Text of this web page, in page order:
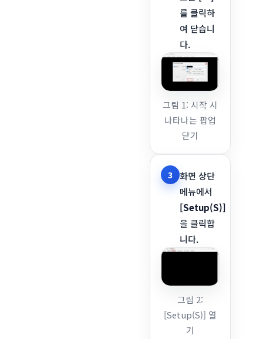
를 클릭하
여 닫습니
다.
그림 1: 시작 시
나타나는 팝업
닫기
3 화면 상단
메뉴에서
[Setup(S)]
을 클릭합
니다.
그림 2:
[Setup(S)] 열
기